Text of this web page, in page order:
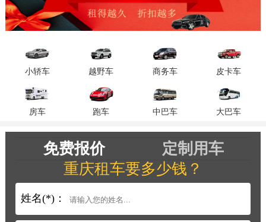
小轿车 越野车 商务车 皮卡车
房车 跑车 中巴车 大巴车
免费报价
定制用车
重庆租车要多少钱？
姓名(*)：